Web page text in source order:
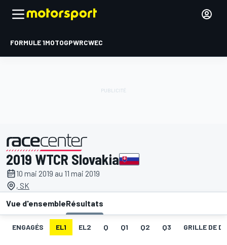
FORMULE 1MOTOGPWRCWEC
présenté par
2019 WTCR Slovakia
10 mai 2019 au 11 mai 2019
, SK
Vue d'ensembleRésultats
ENGAGÉS EL1 EL2 Q Q1 Q2 Q3 GRILLE DE